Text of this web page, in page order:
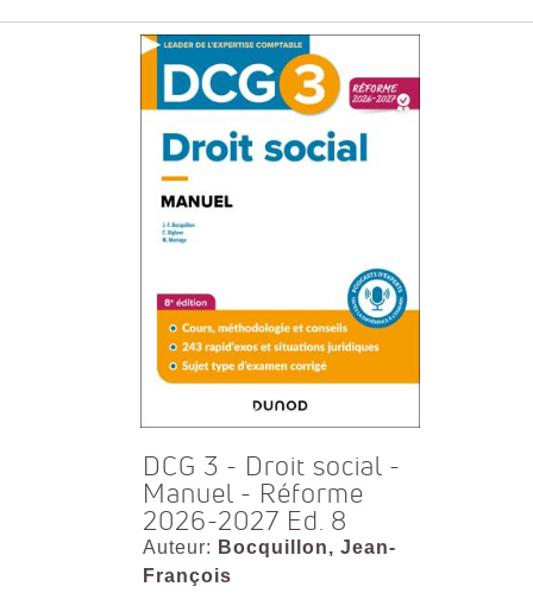
DCG 3 - Droit social -
Manuel - Réforme
2026-2027 Ed. 8
Auteur: Bocquillon, Jean-
François